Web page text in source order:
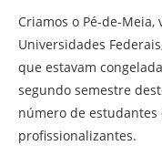
Criamos o Pé-de-
Universidades
que estavam
segundo semestre
número de
profissionalizantes.